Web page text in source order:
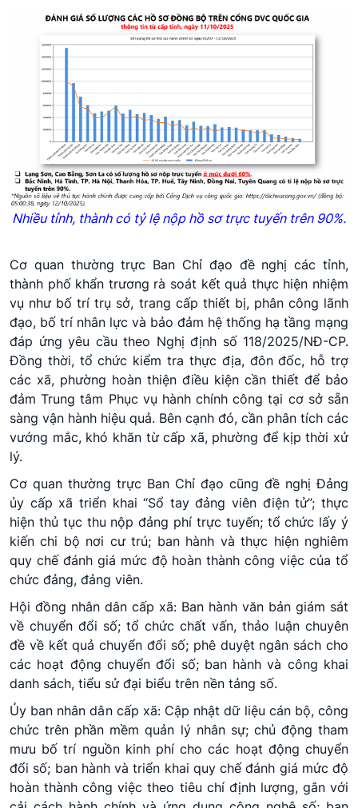
Nhiều tỉnh, thành có tỷ lệ nộp hồ sơ trực tuyến trên 90%.
Cơ quan thường trực Ban Chỉ đạo đề nghị các tỉnh,
thành phố khẩn trương rà soát kết quả thực hiện nhiệm
vụ như bố trí trụ sở, trang cấp thiết bị, phân công lãnh
đạo, bố trí nhân lực và bảo đảm hệ thống hạ tầng mạng
đáp ứng yêu cầu theo Nghị định số 118/2025/NĐ-CP.
Đồng thời, tổ chức kiểm tra thực địa, đôn đốc, hỗ trợ
các xã, phường hoàn thiện điều kiện cần thiết để bảo
đảm Trung tâm Phục vụ hành chính công tại cơ sở sẵn
sàng vận hành hiệu quả. Bên cạnh đó, cần phân tích các
vướng mắc, khó khăn từ cấp xã, phường để kịp thời xử
lý.
Cơ quan thường trực Ban Chỉ đạo cũng đề nghị Đảng
ủy cấp xã triển khai “Sổ tay đảng viên điện tử”; thực
hiện thủ tục thu nộp đảng phí trực tuyến; tổ chức lấy ý
kiến chi bộ nơi cư trú; ban hành và thực hiện nghiêm
quy chế đánh giá mức độ hoàn thành công việc của tổ
chức đảng, đảng viên.
Hội đồng nhân dân cấp xã: Ban hành văn bản giám sát
về chuyển đổi số; tổ chức chất vấn, thảo luận chuyên
đề về kết quả chuyển đổi số; phê duyệt ngân sách cho
các hoạt động chuyển đổi số; ban hành và công khai
danh sách, tiểu sử đại biểu trên nền tảng số.
Ủy ban nhân dân cấp xã: Cập nhật dữ liệu cán bộ, công
chức trên phần mềm quản lý nhân sự; chủ động tham
mưu bố trí nguồn kinh phí cho các hoạt động chuyển
đổi số; ban hành và triển khai quy chế đánh giá mức độ
hoàn thành công việc theo tiêu chí định lượng, gắn với